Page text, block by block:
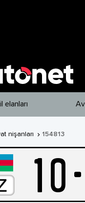
elanları
nişanları  154813
10-